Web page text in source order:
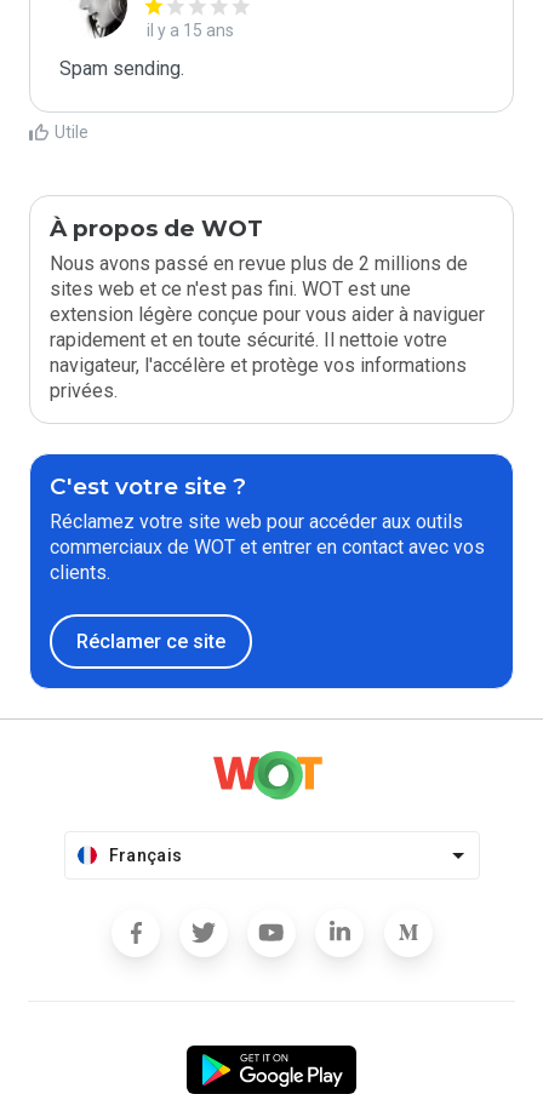
il y a 15 ans
Spam sending.
Utile
À propos de WOT
Nous avons passé en revue plus de 2 millions de
sites web et ce n'est pas fini. WOT est une
extension légère conçue pour vous aider à naviguer
rapidement et en toute sécurité. Il nettoie votre
navigateur, l'accélère et protège vos informations
privées.
C'est votre site ?
Réclamez votre site web pour accéder aux outils
commerciaux de WOT et entrer en contact avec vos
clients.
Réclamer ce site
Français